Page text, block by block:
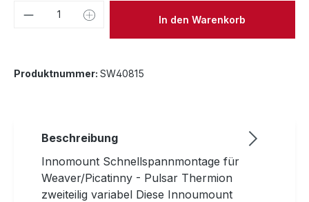
Produkt Anzahl: Gib denIn den Warenkorb
Produktnummer: SW40815
Beschreibung
Innomount Schnellspannmontage für
Weaver/Picatinny - Pulsar Thermion
zweiteilig variabel Diese Innoumount